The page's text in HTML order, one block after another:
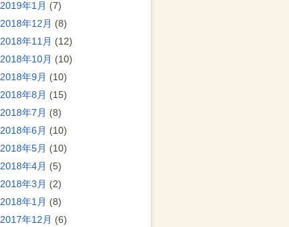
2019年1月 (7)
2018年12月 (8)
2018年11月 (12)
2018年10月 (10)
2018年9月 (10)
2018年8月 (15)
2018年7月 (8)
2018年6月 (10)
2018年5月 (10)
2018年4月 (5)
2018年3月 (2)
2018年1月 (8)
2017年12月 (6)